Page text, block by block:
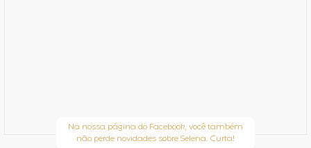
Na nossa página do Facebook, você também
não perde novidades sobre Selena. Curta!